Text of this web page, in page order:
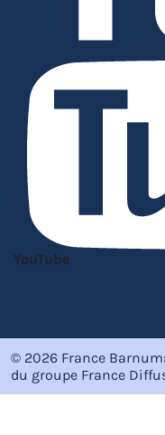
YouTube
© 2026 France
du groupe France